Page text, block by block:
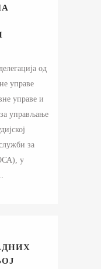
од
управе
управе и
управљање
за
у